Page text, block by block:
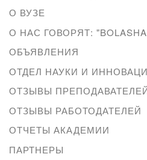
О ВУЗЕ
О НАС ГОВОРЯТ:
ОБЪЯВЛЕНИЯ
ОТДЕЛ НАУКИ И
ОТЗЫВЫ
ОТЗЫВЫ РАБОТОДАТЕЛЕЙ
ОТЧЕТЫ АКАДЕМИИ
ПАРТНЕРЫ